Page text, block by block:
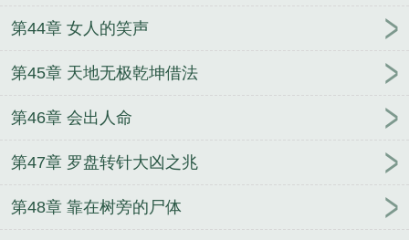
第44章 女人的笑声
第45章 天地无极乾坤借法
第46章 会出人命
第47章 罗盘转针大凶之兆
第48章 靠在树旁的尸体